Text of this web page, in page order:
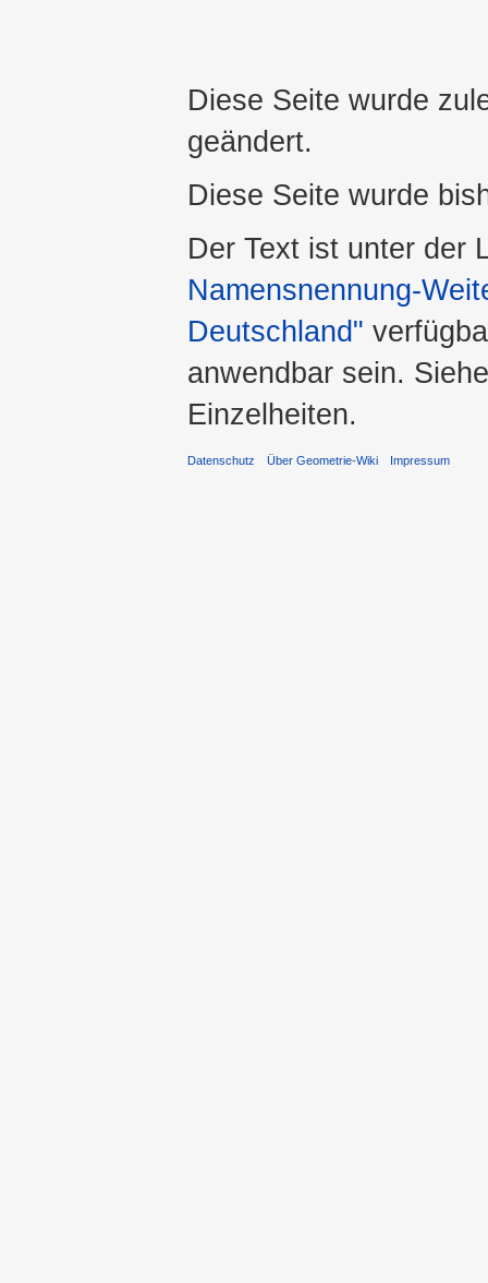
Diese Seite wurde
geändert.
Diese Seite wurde
Der Text ist unter der
Namensnennung-
Deutschland"
anwendbar sein.
Einzelheiten.
Datenschutz Über Geometrie-Wiki Impressum